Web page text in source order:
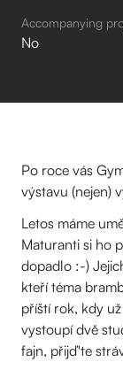
Accompanying
No
Po roce vás
výstavu (nejen)
Letos máme
Maturanti si ho
dopadlo :-)
kteří téma
příští rok, kdy
vystoupí dvě
fajn, přijď'te